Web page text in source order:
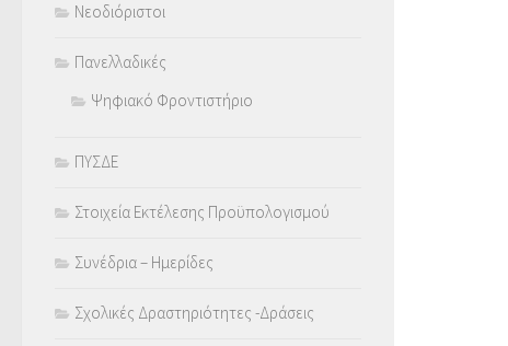
Νεοδιόριστοι
Πανελλαδικές
Ψηφιακό Φροντιστήριο
ΠΥΣΔΕ
Στοιχεία Εκτέλεσης Προϋπολογισμού
Συνέδρια – Ημερίδες
Σχολικές Δραστηριότητες -Δράσεις